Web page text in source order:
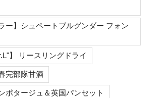
ー】シュペートブルグンダー フォン
】 リースリングドライ
完部隊甘酒
ポタージュ＆英国パンセット